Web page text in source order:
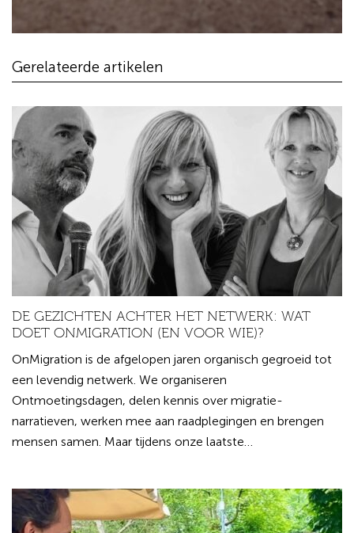
Gerelateerde artikelen
DE GEZICHTEN ACHTER HET NETWERK: WAT
DOET ONMIGRATION (EN VOOR WIE)?
OnMigration is de afgelopen jaren organisch gegroeid tot
een levendig netwerk. We organiseren
Ontmoetingsdagen, delen kennis over migratie-
narratieven, werken mee aan raadplegingen en brengen
mensen samen. Maar tijdens onze laatste…